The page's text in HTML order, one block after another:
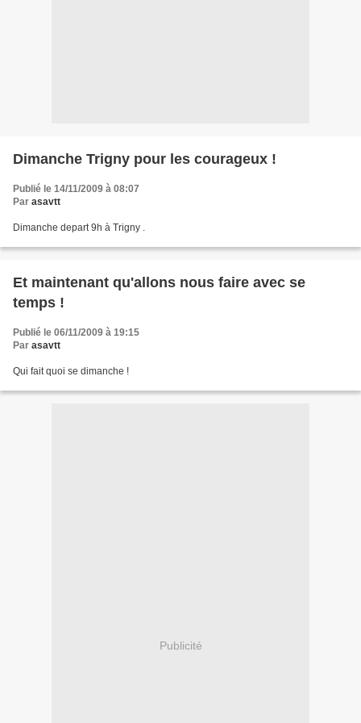
Dimanche Trigny pour les courageux !
Publié le 14/11/2009 à 08:07
Par asavtt
Dimanche depart 9h à Trigny .
Et maintenant qu'allons nous faire avec se
temps !
Publié le 06/11/2009 à 19:15
Par asavtt
Qui fait quoi se dimanche !
Publicité